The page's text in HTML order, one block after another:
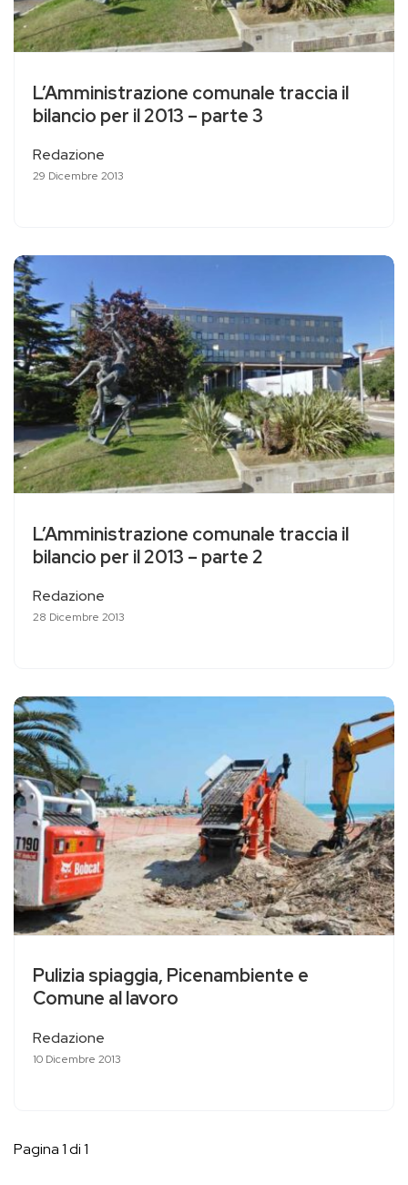
L’Amministrazione comunale traccia il
bilancio per il 2013 – parte 3
Redazione
29 Dicembre 2013
L’Amministrazione comunale traccia il
bilancio per il 2013 – parte 2
Redazione
28 Dicembre 2013
Pulizia spiaggia, Picenambiente e
Comune al lavoro
Redazione
10 Dicembre 2013
Pagina 1 di 1